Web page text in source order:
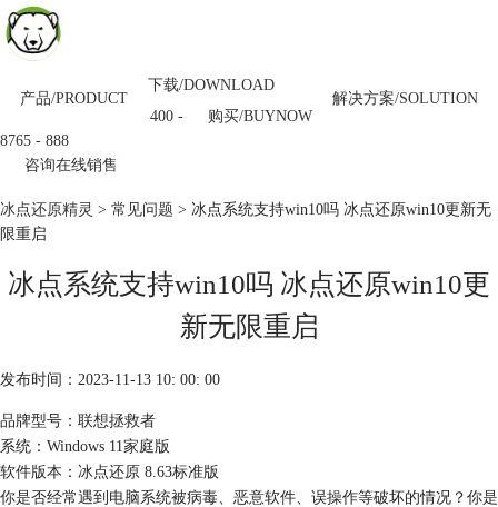
产品/PRODUCT 解决方案/SOLUTION
下载/DOWNLOAD
购买/BUYNOW
400 -
8765 - 888
咨询在线销售
冰点还原精灵 > 常见问题 > 冰点系统支持win10吗 冰点还原win10更新无
限重启
冰点系统支持win10吗 冰点还原win10更
新无限重启
发布时间：2023-11-13 10: 00: 00
品牌型号：联想拯救者
系统：Windows 11家庭版
软件版本：冰点还原 8.63标准版
你是否经常遇到电脑系统被病毒、恶意软件、误操作等破坏的情况？你是